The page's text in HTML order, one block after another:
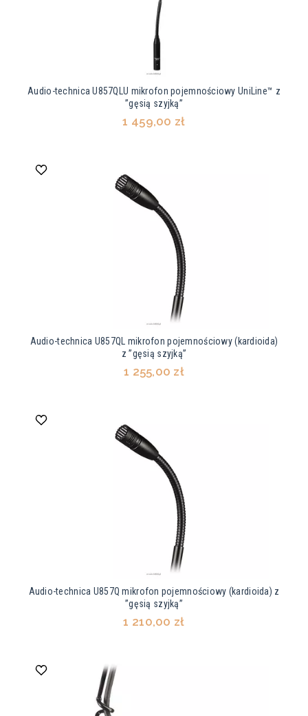
Audio-technica U857QLU mikrofon pojemnościowy UniLine™ z
”gęsią szyjką”
1 459,00 zł
Audio-technica U857QL mikrofon pojemnościowy (kardioida)
z ”gęsią szyjką”
1 255,00 zł
Audio-technica U857Q mikrofon pojemnościowy (kardioida) z
”gęsią szyjką”
1 210,00 zł